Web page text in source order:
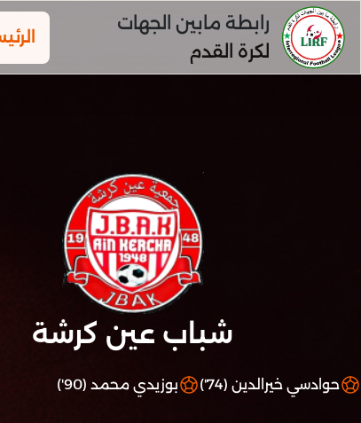
رابطة مابين الجهات
لكرة القدم
شباب عين كرشة
حوادسي خيرالدين (74') بوزيدي محمد (90')